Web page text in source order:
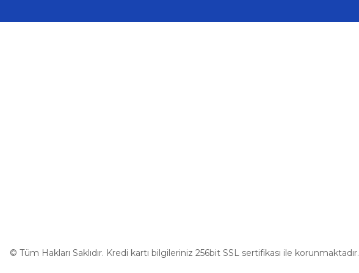
© Tüm Hakları Saklıdır. Kredi kartı bilgileriniz 256bit SSL sertifikası ile korunmaktadır.